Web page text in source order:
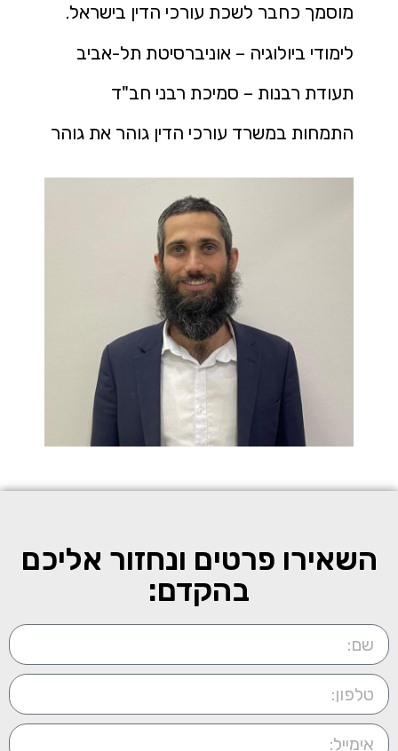
מוסמך כחבר לשכת עורכי הדין בישראל.
לימודי ביולוגיה – אוניברסיטת תל-אביב
תעודת רבנות – סמיכת רבני חב"ד
התמחות במשרד עורכי הדין גוהר את גוהר
השאירו פרטים ונחזור אליכם
בהקדם: